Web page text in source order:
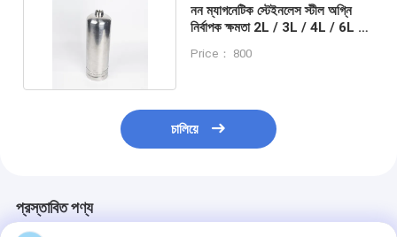
নন ম্যাগনেটিক স্টেইনলেস স্টীল অগ্নি
নির্বাপক ক্ষমতা 2L / 3L / 4L / 6L /
Price： 800
চালিয়ে
প্রস্তাবিত পণ্য